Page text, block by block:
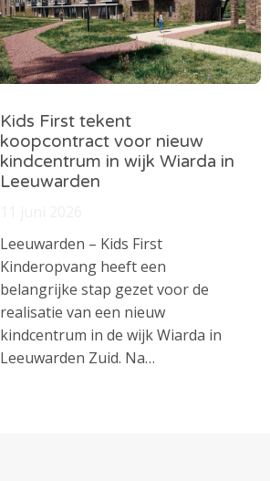
Kids First tekent
koopcontract voor nieuw
kindcentrum in wijk Wiarda in
Leeuwarden
Leeuwarden – Kids First
Kinderopvang heeft een
belangrijke stap gezet voor de
realisatie van een nieuw
kindcentrum in de wijk Wiarda in
Leeuwarden Zuid. Na…